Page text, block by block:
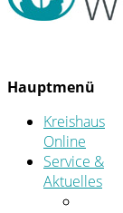
Hauptmenü
Kreishaus
Online
Service &
Aktuelles